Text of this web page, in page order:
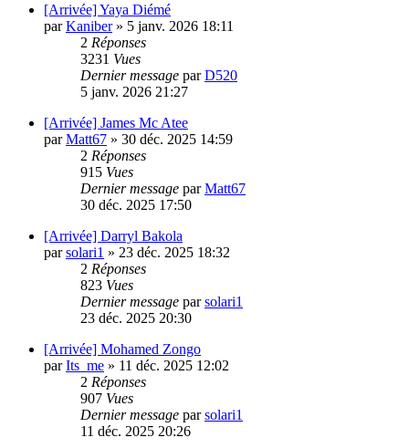
[Arrivée] Yaya Diémé
parKaniber» 5 janv. 2026 18:11
2 Réponses
3231 Vues
Dernier message parD520
5 janv. 2026 21:27
[Arrivée] James Mc Atee
parMatt67 » 30 déc. 2025 14:59
2 Réponses
915 Vues
Dernier message parMatt67
30 déc. 2025 17:50
[Arrivée] Darryl Bakola
parsolari1 » 23 déc. 2025 18:32
2 Réponses
823 Vues
Dernier message parsolari1
23 déc. 2025 20:30
[Arrivée] Mohamed Zongo
parIts_me » 11 déc. 2025 12:02
2 Réponses
907 Vues
Dernier message parsolari1
11 déc. 2025 20:26